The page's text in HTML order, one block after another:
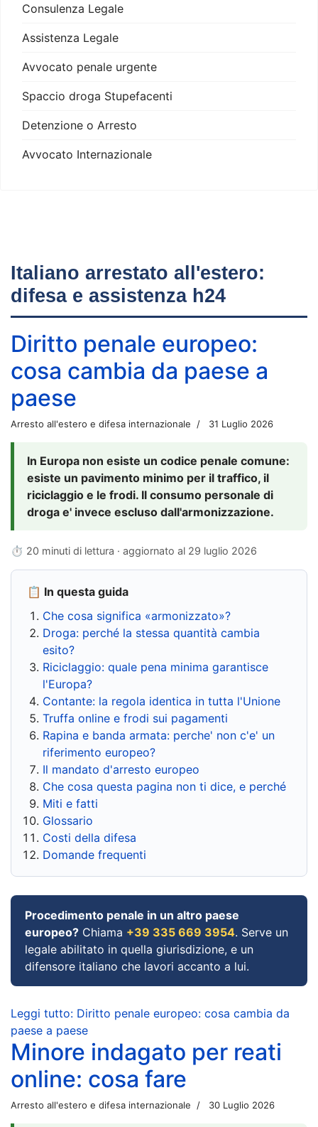
Consulenza Legale
Assistenza Legale
Avvocato penale urgente
Spaccio droga Stupefacenti
Detenzione o Arresto
Avvocato Internazionale
Italiano arrestato all'estero:
difesa e assistenza h24
Diritto penale europeo:
cosa cambia da paese a
paese
Arresto all'estero e difesa internazionale 31 Luglio 2026
In Europa non esiste un codice penale comune:
esiste un pavimento minimo per il traffico, il
riciclaggio e le frodi. Il consumo personale di
droga e' invece escluso dall'armonizzazione.
⏱ 20 minuti di lettura · aggiornato al 29 luglio 2026
📋 In questa guida
Che cosa significa «armonizzato»?
Droga: perché la stessa quantità cambia
esito?
Riciclaggio: quale pena minima garantisce
l'Europa?
Contante: la regola identica in tutta l'Unione
Truffa online e frodi sui pagamenti
Rapina e banda armata: perche' non c'e' un
riferimento europeo?
Il mandato d'arresto europeo
Che cosa questa pagina non ti dice, e perché
Miti e fatti
Glossario
Costi della difesa
Domande frequenti
Procedimento penale in un altro paese
europeo? Chiama +39 335 669 3954. Serve un
legale abilitato in quella giurisdizione, e un
difensore italiano che lavori accanto a lui.
Leggi tutto: Diritto penale europeo: cosa cambia da
paese a paese
Minore indagato per reati
online: cosa fare
Arresto all'estero e difesa internazionale 30 Luglio 2026